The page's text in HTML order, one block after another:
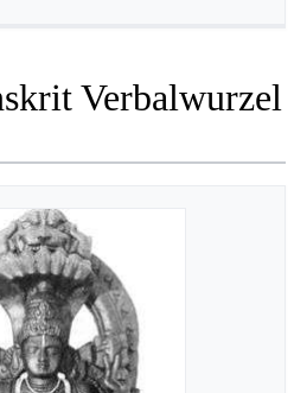
Verbalwurzel